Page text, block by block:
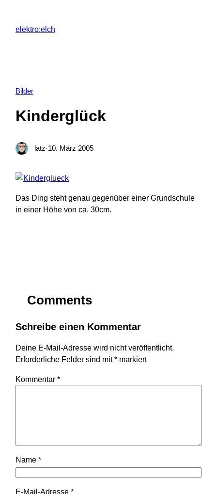
springen
elektro:elch
Bilder
Kinderglück
latz·10. März 2005
Das Ding steht genau gegenüber einer Grundschule
in einer Höhe von ca. 30cm.
Comments
Schreibe einen Kommentar
Deine E-Mail-Adresse wird nicht veröffentlicht.
Erforderliche Felder sind mit* markiert
Kommentar *
Name *
E-Mail-Adresse *